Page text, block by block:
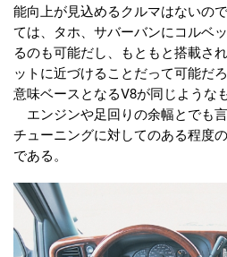
能向上が見込めるクルマはないの
ては、タホ、サバーバンにコルベ
るのも可能だし、もともと搭載さ
ットに近づけることだって可能だ
意味ベースとなるV8が同じような
エンジンや足回りの余幅とでも
チューニングに対してのある程度
である。